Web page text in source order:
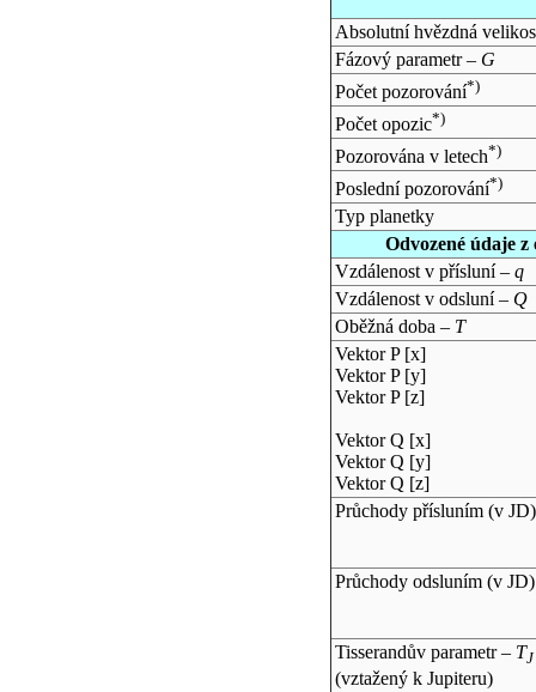
Absolutní hvězdná
Fázový parametr – G
Počet pozorování*)
Počet opozic*)
Pozorována v letech*)
Poslední pozorování*)
Typ planetky
Odvozené údaje
Vzdálenost v přísluní – q
Vzdálenost v odsluní – Q
Oběžná doba – T
Vektor P [x]
Vektor P [y]
Vektor P [z]
Vektor Q [x]
Vektor Q [y]
Vektor Q [z]
Průchody přísluním (v JD)
Průchody odsluním (v JD)
Tisserandův parametr – TJ
(vztažený k Jupiteru)